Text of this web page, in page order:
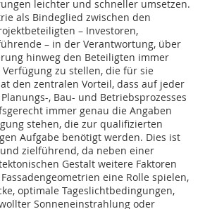
leichter und schneller umsetzen.
als Bindeglied zwischen den
– Investoren,
– in der Verantwortung, über
hinweg den Beteiligten immer
zu stellen, die für sie
den zentralen Vorteil, dass auf jeder
, Bau- und Betriebsprozesses
immer genau die Angaben
stehen, die zur qualifizierten
Aufgabe benötigt werden. Dies ist
zielführend, da neben einer
Gestalt weitere Faktoren
eine Rolle spielen,
optimale Tageslichtbedingungen,
Sonneneinstrahlung oder